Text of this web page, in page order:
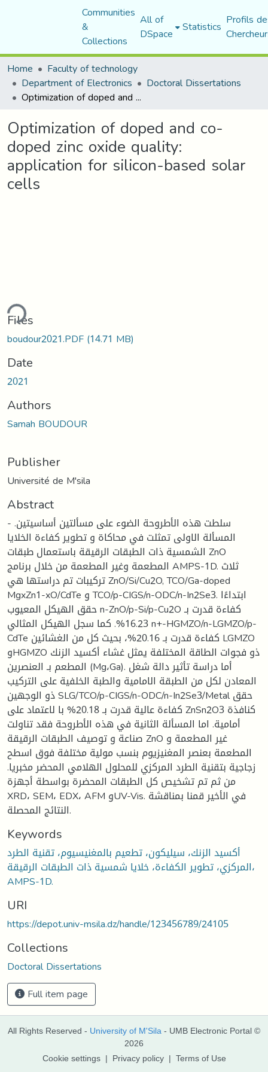
Communities
&
Collections
All of
DSpace Statistics Profils
Home
Faculty of technology
Department of Electronics Doctoral Dissertations
Optimization of doped and co-doped zinc oxide quality: application for silicon-based solar cells
Optimization of doped and co-
doped zinc oxide quality:
application for silicon-based solar
cells
Files
boudour2021.PDF(14.71 MB)
Date
2021
Authors
Samah BOUDOUR
Publisher
Université de M'sila
Abstract
- سلطت هذه الأطروحة الضوء على مسألتين أساسيتين.
المسألة الاولى تمثلت في محاكاة و تطوير كفاءة الخلايا
الشمسية ذات الطبقات الرقيقة باستعمال طبقات ZnO
المطعمة وغير المطعمة من خلال برنامج AMPS-1D. ثلاث
تركيبات تم دراستها هي ZnO/Si/Cu2O, TCO/Ga-doped
MgxZn1-xO/CdTe و TCO/p-CIGS/n-ODC/n-In2Se3. ابتداءًا
حقق الهيكل المعيوب n-ZnO/p-Si/p-Cu2O كفاءة قدرت بـ
16.23%. كما سجل الهيكل المثالي n+-HGMZO/n-LGMZO/p-
CdTe كفاءة قدرت بـ 20.16%، بحيث كل من الغشائين LGMZO
وHGMZO ذو فجوات الطاقة المختلفة يمثل غشاء أكسيد الزنك
المطعم بـ العنصرين (Mg،Ga). أما دراسة تأثير دالة شغل
المعادن لكل من الطبقة الامامية والطبة الخلفية على التركيب
ذو الوجهين SLG/TCO/p-CIGS/n-ODC/n-In2Se3/Metal حقق
كفاءة عالية قدرت بـ 20.18% با لاعتماد على ZnSn2O3 كنافذة
أمامية. اما المسألة الثانية في هذه الأطروحة فقد تناولت
صناعة و توصيف الطبقات الرقيقة ZnO غير المطعمة و
المطعمة بعنصر المغنيزيوم بنسب مولية مختلفة فوق اسطح
زجاجية بتقنية الطرد المركزي للمحلول الهلامي المحضر مخبريا.
من ثم تم تشخيص كل الطبقات المحضرة بواسطة أجهزة
XRD، SEM، EDX، AFM وUV-Vis. في الأخير قمنا بمناقشة
النتائج المحصلة.
Keywords
أكسيد الزنك، سيليكون، تطعيم بالمغنيسيوم، تقنية الطرد
المركزي، تطوير الكفاءة، خلايا شمسية ذات الطبقات الرقيقة،
AMPS-1D.
URI
https://depot.univ-msila.dz/handle/123456789/24105
Collections
Doctoral Dissertations
Full item page
All Rights Reserved - University of M'Sila - UMB Electronic Portal ©
2026
Cookie settings | Privacy policy | Terms of Use